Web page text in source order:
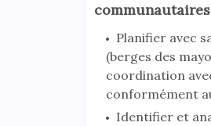
communautaires
Planifier avec
(berges des
coordination
conformément
Identifier et